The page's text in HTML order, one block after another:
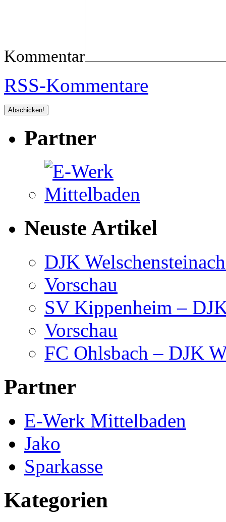
Kommentar
RSS-Kommentare
Partner
Neuste Artikel
DJK
Vorschau
SV Kippenheim –
Vorschau
FC Ohlsbach – DJK
Partner
E-Werk Mittelbaden
Jako
Sparkasse
Kategorien